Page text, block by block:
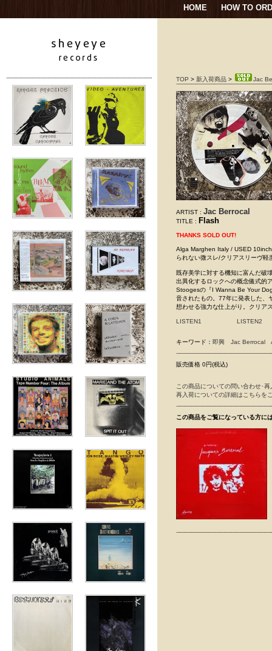
HOME HOW TO
TOP > 新入荷商品 > Jac
ARTIST : Jac Berrocal
TITLE : Flash
THANKS SOLD OUT!
Alga Marghen Italy / USED
られない微スレ/クリアスリーヴ軽
既存美学に対する機知に富んだ破
出異化するロックへの概念儀式的
Stoogesの『I Wanna Be Your
音されたもの。77年に発表した、
想わせる強力な仕上がり。クリア
LISTEN1 LISTEN2
キーワード： 即興 Jac Berrocal
販売価格 0円(税込)
この商品についての問い合わせ･
再入荷についての詳細はこちらを
この商品をご覧になっている方に